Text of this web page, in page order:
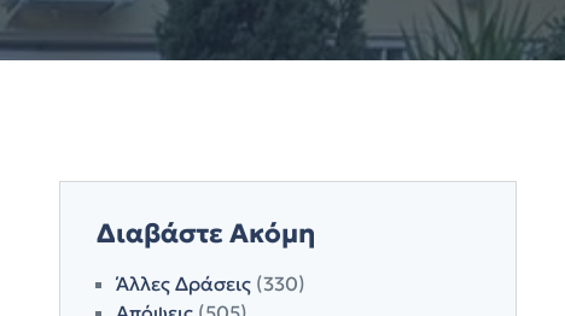
Διαβάστε Ακόμη
Άλλες Δράσεις(330)